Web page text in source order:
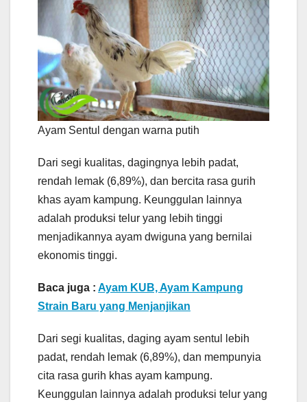
Ayam Sentul dengan warna putih
Dari segi kualitas, dagingnya lebih padat,
rendah lemak (6,89%), dan bercita rasa gurih
khas ayam kampung. Keunggulan lainnya
adalah produksi telur yang lebih tinggi
menjadikannya ayam dwiguna yang bernilai
ekonomis tinggi.
Baca juga : Ayam KUB, Ayam Kampung
Strain Baru yang Menjanjikan
Dari segi kualitas, daging ayam sentul lebih
padat, rendah lemak (6,89%), dan mempunyia
cita rasa gurih khas ayam kampung.
Keunggulan lainnya adalah produksi telur yang